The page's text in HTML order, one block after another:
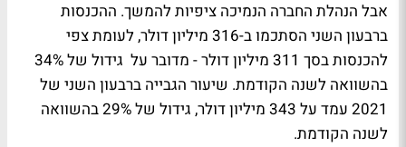
אבל הנהלת החברה הנמיכה ציפיות להמשך. ההכנסות
ברבעון השני הסתכמו ב-316 מיליון דולר, לעומת צפי
להכנסות בסך 311 מיליון דולר - מדובר על גידול של 34%
בהשוואה לשנה הקודמת. שיעור הגבייה ברבעון השני של
2021 עמד על 343 מיליון דולר, גידול של 29% בהשוואה
לשנה הקודמת.